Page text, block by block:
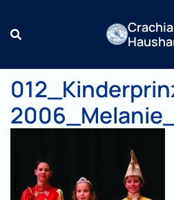
Inhalt
springen
Crachia